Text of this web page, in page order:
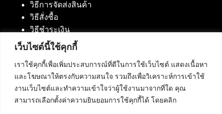
เว็บไซต์นี้ใช้คุกกี้
เราใช้คุกกี้เพื่อเพิ่มประสบการณ์ที่ดีในการใช้เว็บไซต์ แสดงเนื้อหา
และโฆษณาให้ตรงกับความสนใจ รวมถึงเพื่อวิเคราะห์การเข้าใช้
งานเว็บไซต์และทำความเข้าใจว่าผู้ใช้งานมาจากที่ใด คุณ
สามารถเลือกตั้งค่าความยินยอมการใช้คุกกี้ได้ โดยคลิก
วิธีการจัดส่งสินค้า
วิธีสั่งซื้อ
วิธีชำระเงิน
ติดต่อเรา
บริษัท เน็ทฟิวชั่น คอมมิวนิเคชั่น จำกัด 420/94 ถนน
นัมเบอร์วัน-ราม 2 แขวงดอกไม้, เขตประเวศ